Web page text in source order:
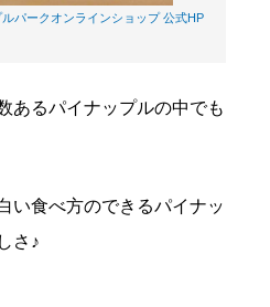
パークオンラインショップ 公式HP
あるパイナップルの中でも
い食べ方のできるパイナッ
さ♪